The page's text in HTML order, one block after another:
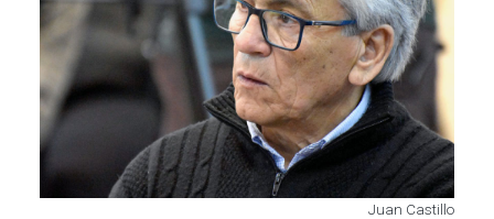
Juan Castillo